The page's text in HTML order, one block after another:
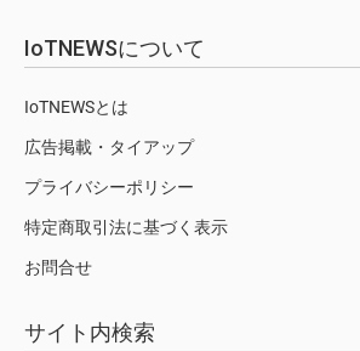
IoTNEWSについて
IoTNEWSとは
広告掲載・タイアップ
プライバシーポリシー
特定商取引法に基づく表示
お問合せ
サイト内検索